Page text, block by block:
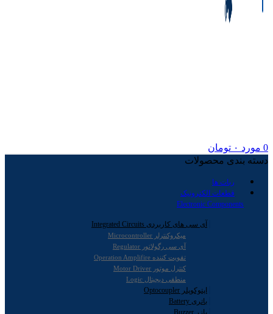
0 مورد ۰ تومان
دسته بندی محصولات
ربات ها
قطعات الکترونیک
Electronic Components
آی سی های کاربردی Integrated Circuits
میکروکنترلر Microcontroller
آی سی رگولاتور Regulator
تقویت کننده Operation Amplifire
کنترل موتور Motor Driver
منطقی دیجیتال Logic
اپتوکوپلر Optocoupler
باتری Battery
بازر Buzzer